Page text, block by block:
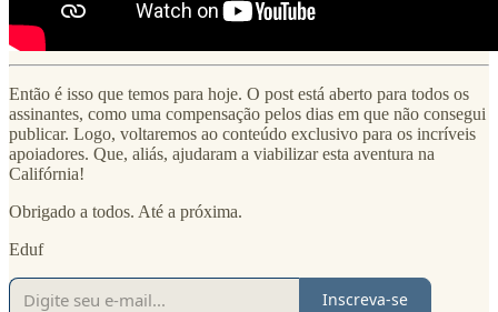
Então é isso que temos para hoje. O post está aberto para todos os
assinantes, como uma compensação pelos dias em que não consegui
publicar. Logo, voltaremos ao conteúdo exclusivo para os incríveis
apoiadores. Que, aliás, ajudaram a viabilizar esta aventura na
Califórnia!
Obrigado a todos. Até a próxima.
Eduf
Inscreva-se